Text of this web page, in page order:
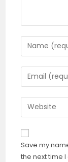
Enter
your
name
or
to
comment
Enter
your
email
address
comment
Enter
your
website
URL
(optional)
Save my
the next time